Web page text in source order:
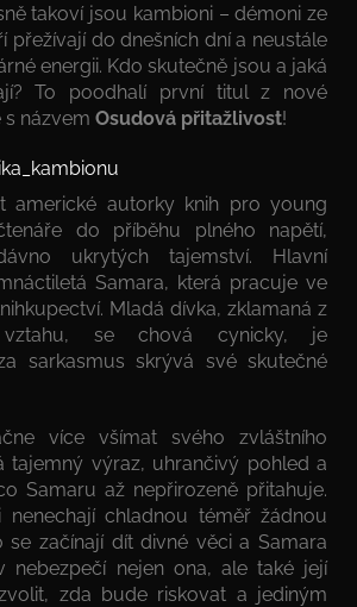
takoví jsou kambioni – démoni ze
přežívají do dnešních dní a neustále
energii. Kdo skutečně jsou a jaká
To poodhalí první titul z nové
s názvem Osudová přitažlivost!
americké autorky knih pro young
do příběhu plného napětí,
ukrytých tajemství. Hlavní
Samara, která pracuje ve
Mladá dívka, zklamaná z
vztahu, se chová cynicky, je
sarkasmus skrývá své skutečné
více všímat svého zvláštního
tajemný výraz, uhrančivý pohled a
Samaru až nepřirozeně přitahuje.
chladnou téměř žádnou
se začínají dít divné věci a Samara
nebezpečí nejen ona, ale také její
zda bude riskovat a jediným